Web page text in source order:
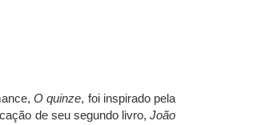
O quinze, foi inspirado pela
de seu segundo livro, João